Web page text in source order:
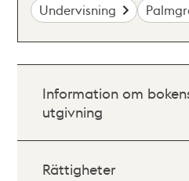
Undervisning
Information om
utgivning
Rättigheter